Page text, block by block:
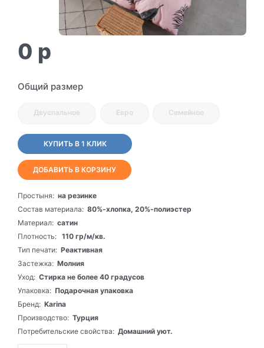
0 p
Общий размер
Двуспальное Евро Семейное
КУПИТЬ В 1 КЛИК
ДОБАВИТЬ В КОРЗИНУ
Простыня: на резинке
Состав материала: 80%-хлопка, 20%-полиэстер
Материал: сатин
Плотность: 110 гр/м/кв.
Тип печати: Реактивная
Застежка: Молния
Уход: Стирка не более 40 градусов
Упаковка: Подарочная упаковка
Бренд: Karina
Производство: Турция
Потребительские свойства: Домашний уют.